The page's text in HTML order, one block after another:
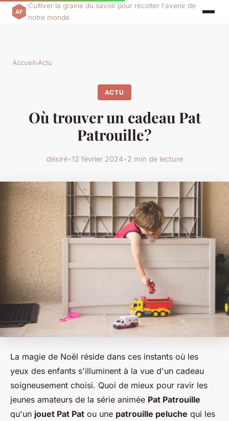
Cultiver la graine du savoir pour récolter l'avenir de
notre monde.
Accueil›Actu
ACTU
Où trouver un cadeau Pat
Patrouille?
désiré•12 février 2024•2 min de lecture
La magie de Noël réside dans ces instants où les
yeux des enfants s'illuminent à la vue d'un cadeau
soigneusement choisi. Quoi de mieux pour ravir les
jeunes amateurs de la série animée Pat Patrouille
qu'un jouet Pat Pat ou une patrouille peluche qui les